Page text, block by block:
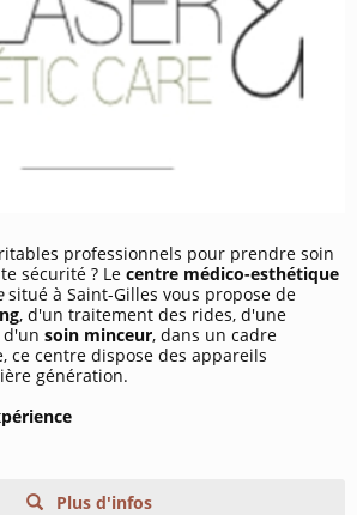
professionnels pour prendre soin
sécurité ? Le centre médico-esthétique
situé à Saint-Gilles vous propose de
, d'un traitement des rides, d'une
soin minceur, dans un cadre
ce centre dispose des appareils
génération.
Plus d'infos